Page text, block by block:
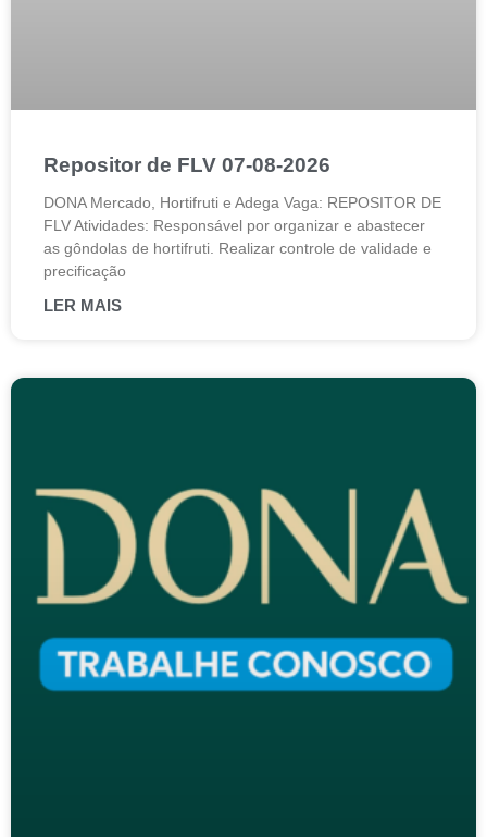
Repositor de FLV 07-08-2026
DONA Mercado, Hortifruti e Adega Vaga: REPOSITOR DE
FLV Atividades: Responsável por organizar e abastecer
as gôndolas de hortifruti. Realizar controle de validade e
precificação
LER MAIS